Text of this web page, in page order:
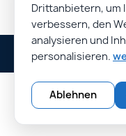
Impressum
© Rapidoprinting.fr 2026
Spezialist für E-
Drittanbietern, um
verbessern, den
analysieren und
personalisieren.
Ablehnen